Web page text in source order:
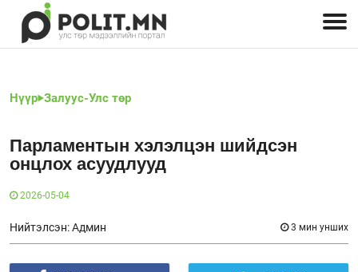
Нүүр Залуус-Улс төр
Парламентын хэлэлцэн шийдсэн
онцлох асуудлууд
2026-05-04
Нийтэлсэн: Админ 3 мин унших